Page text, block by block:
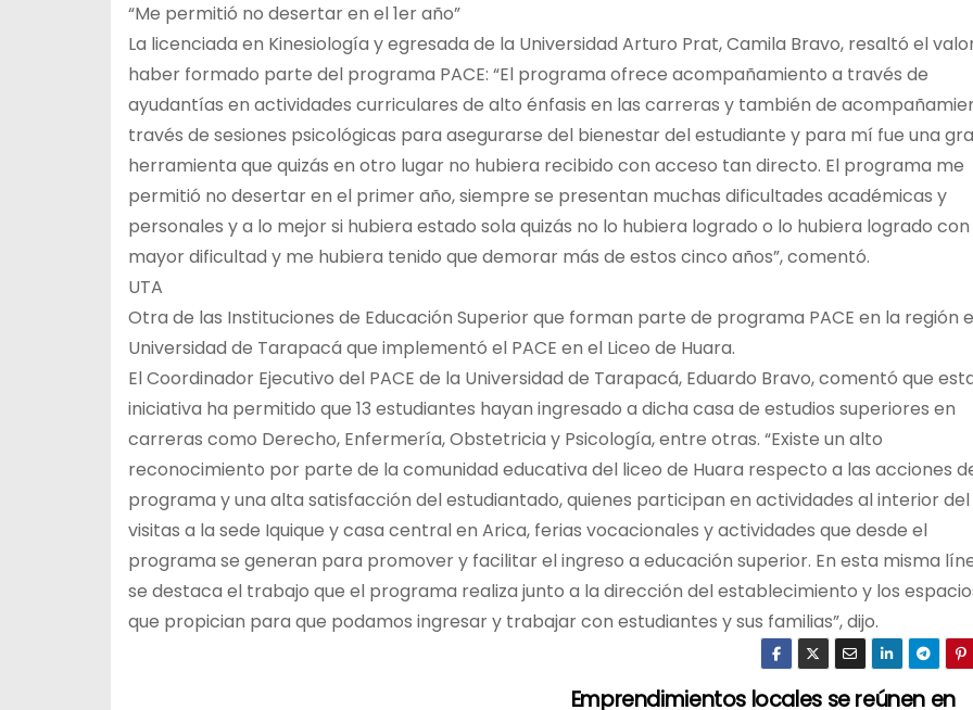
“Me permitió no desertar en el 1er año”
La licenciada en Kinesiología y egresada de la Universidad Arturo Prat, Camila Bravo, resaltó el
haber formado parte del programa PACE: “El programa ofrece acompañamiento a través de
ayudantías en actividades curriculares de alto énfasis en las carreras y también de
través de sesiones psicológicas para asegurarse del bienestar del estudiante y para mí fue una
herramienta que quizás en otro lugar no hubiera recibido con acceso tan directo. El programa me
permitió no desertar en el primer año, siempre se presentan muchas dificultades académicas y
personales y a lo mejor si hubiera estado sola quizás no lo hubiera logrado o lo hubiera logrado con
mayor dificultad y me hubiera tenido que demorar más de estos cinco años”, comentó.
UTA
Otra de las Instituciones de Educación Superior que forman parte de programa PACE en la región
Universidad de Tarapacá que implementó el PACE en el Liceo de Huara.
El Coordinador Ejecutivo del PACE de la Universidad de Tarapacá, Eduardo Bravo, comentó que
iniciativa ha permitido que 13 estudiantes hayan ingresado a dicha casa de estudios superiores en
carreras como Derecho, Enfermería, Obstetricia y Psicología, entre otras. “Existe un alto
reconocimiento por parte de la comunidad educativa del liceo de Huara respecto a las acciones
programa y una alta satisfacción del estudiantado, quienes participan en actividades al interior del
visitas a la sede Iquique y casa central en Arica, ferias vocacionales y actividades que desde el
programa se generan para promover y facilitar el ingreso a educación superior. En esta misma
se destaca el trabajo que el programa realiza junto a la dirección del establecimiento y los
que propician para que podamos ingresar y trabajar con estudiantes y sus familias”, dijo.
Emprendimientos locales se reúnen en